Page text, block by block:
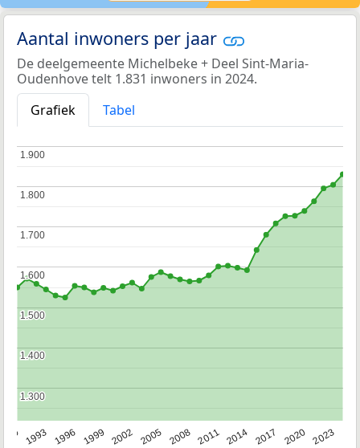
Aantal inwoners per jaar
De deelgemeente Michelbeke + Deel Sint-Maria-
Oudenhove telt 1.831 inwoners in 2024.
Grafiek
Tabel
1993 1996 1999 2002 2005 2008 2011 2014 2017 2020 2023
1.300
1.300
1.400
1.400
1.500
1.500
1.600
1.600
1.700
1.700
1.800
1.800
1.900
1.900